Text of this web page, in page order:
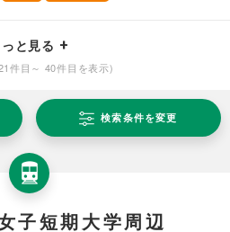
と見る
件目～ 40件目を表示)
検索条件を変更
子短期大学周辺